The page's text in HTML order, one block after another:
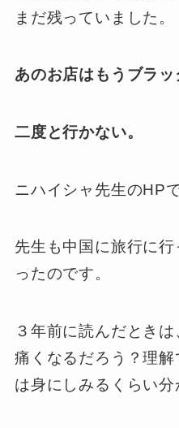
まだ残っていました。
あのお店はもうブラッ
二度と行かない。
ニハイシャ先生のHP
先生も中国に旅行に
ったのです。
３年前に読んだとき
痛くなるだろう？理
は身にしみるくらい分